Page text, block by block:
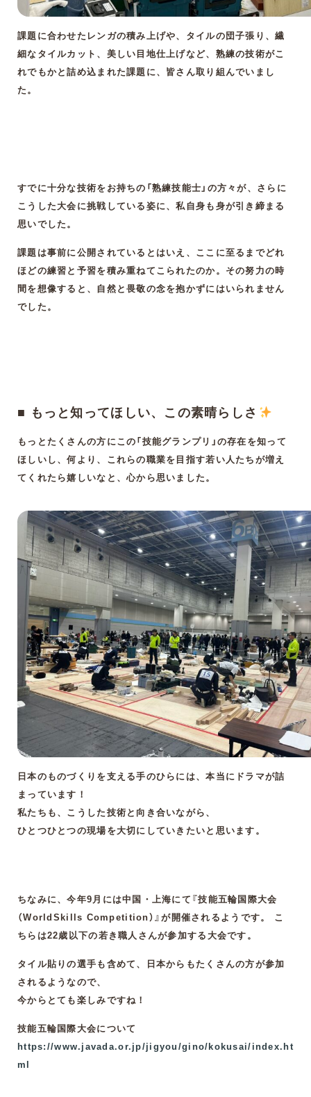
課題に合わせたレンガの積み上げや、タイルの団子張り、繊
細なタイルカット、美しい目地仕上げなど、熟練の技術がこ
れでもかと詰め込まれた課題に、皆さん取り組んでいまし
た。
すでに十分な技術をお持ちの「熟練技能士」の方々が、さらに
こうした大会に挑戦している姿に、私自身も身が引き締まる
思いでした。
課題は事前に公開されているとはいえ、ここに至るまでどれ
ほどの練習と予習を積み重ねてこられたのか。その努力の時
間を想像すると、自然と畏敬の念を抱かずにはいられません
でした。
■ もっと知ってほしい、この素晴らしさ
もっとたくさんの方にこの「技能グランプリ」の存在を知って
ほしいし、何より、これらの職業を目指す若い人たちが増え
てくれたら嬉しいなと、心から思いました。
日本のものづくりを支える手のひらには、本当にドラマが詰
まっています！
私たちも、こうした技術と向き合いながら、
ひとつひとつの現場を大切にしていきたいと思います。
ちなみに、今年9月には中国・上海にて『技能五輪国際大会
（WorldSkills Competition）』が開催されるようです。 こ
ちらは22歳以下の若き職人さんが参加する大会です。
タイル貼りの選手も含めて、日本からもたくさんの方が参加
されるようなので、
今からとても楽しみですね！
技能五輪国際大会について
https://www.javada.or.jp/jigyou/gino/kokusai/index.ht
ml